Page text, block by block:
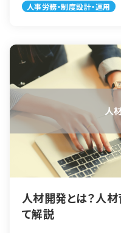
のでしょうか。ここでは、中間
人事労務・制度設計・運用
人材開発とは？人
て解説